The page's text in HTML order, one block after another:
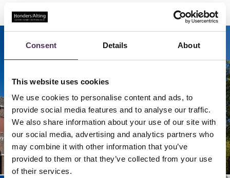
Consent Details About
This website uses cookies
We use cookies to personalise content and ads, to
provide social media features and to analyse our traffic.
We also share information about your use of our site with
our social media, advertising and analytics partners who
may combine it with other information that you’ve
provided to them or that they’ve collected from your use
of their services.
01/10
02/10
03/10
04/10
05/10
06/10
07/10
08/10
09/10
10/10